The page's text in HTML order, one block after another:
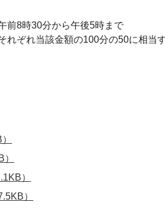
前8時30分から午後5時まで
れぞれ当該金額の100分の50に相
）
）